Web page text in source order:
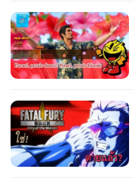
• ท่องเที่ยว
• กีฬา
• ต่างประเทศ
• Special Scoop
• เศรษฐกิจ-ธุรกิจ
• จีน
• ชุมชน-คุณภาพชีวิต
• อาชญากรรม